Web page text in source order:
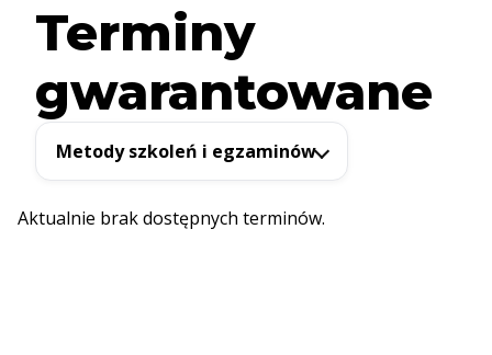
Terminy
gwarantowane
Metody szkoleń i egzaminów
Aktualnie brak dostępnych terminów.